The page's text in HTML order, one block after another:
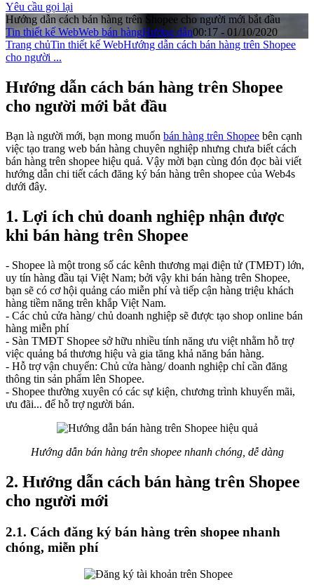
Yêu cầu gọi lại
Hướng dẫn cách bán hàng trên Shopee cho người mới bắt đầu
Tin thiết kế WebWeb bán hàngHướng dẫn00:17 - 01/10/2020
Trang chủTin thiết kế WebHướng dẫn cách bán hàng trên Shopee
cho người ...
Hướng dẫn cách bán hàng trên Shopee
cho người mới bắt đầu
Bạn là người mới, bạn mong muốn bán hàng trên Shopee bên cạnh
việc tạo trang web bán hàng chuyên nghiệp nhưng chưa biết cách
bán hàng trên shopee hiệu quả. Vậy mời bạn cùng đón đọc bài viết
hướng dẫn chi tiết cách đăng ký bán hàng trên shopee của Web4s
dưới đây.
1. Lợi ích chủ doanh nghiệp nhận được
khi bán hàng trên Shopee
- Shopee là một trong số các kênh thương mại điện tử (TMĐT) lớn,
uy tín hàng đầu tại Việt Nam; bởi vậy khi bán hàng trên Shopee,
bạn sẽ có cơ hội quảng cáo miễn phí và tiếp cận hàng triệu khách
hàng tiềm năng trên khắp Việt Nam.
- Các chủ cửa hàng/ chủ doanh nghiệp sẽ được tạo shop online bán
hàng miễn phí
- Sàn TMĐT Shopee sở hữu nhiều tính năng ưu việt nhằm hỗ trợ
việc quảng bá thương hiệu và gia tăng khả năng bán hàng.
- Hỗ trợ vận chuyển: Chủ cửa hàng/ doanh nghiệp chỉ cần đăng
thông tin sản phẩm lên Shopee.
- Shopee thường xuyên có các sự kiện, chương trình khuyến mãi,
ưu đãi... để hỗ trợ người bán.
Hướng dẫn bán hàng trên shopee nhanh chóng, dễ dàng
2. Hướng dẫn cách bán hàng trên Shopee
cho người mới
2.1. Cách đăng ký bán hàng trên shopee nhanh
chóng, miễn phí